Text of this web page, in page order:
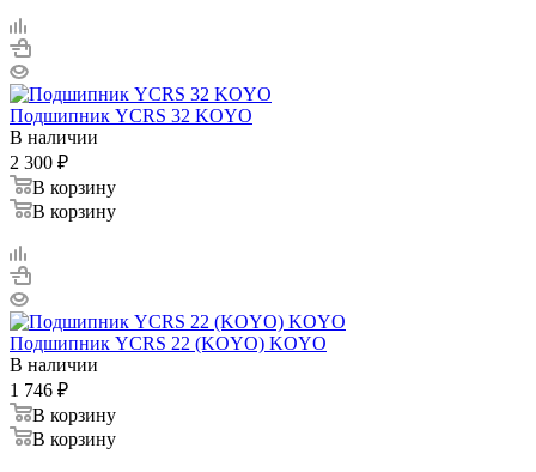
Подшипник YCRS 32 KOYO
В наличии
2 300 ₽
В корзину
В корзину
Подшипник YCRS 22 (KOYO) KOYO
В наличии
1 746 ₽
В корзину
В корзину